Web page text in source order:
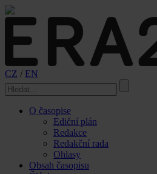
CZ / EN
O časopise
Ediční plán
Redakce
Redakční rada
Ohlasy
Obsah časopisu